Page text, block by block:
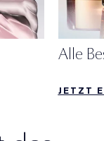
Alle
JETZT